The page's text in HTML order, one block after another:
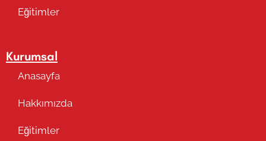
Eğitimler
Kurumsal
Anasayfa
Hakkımızda
Eğitimler